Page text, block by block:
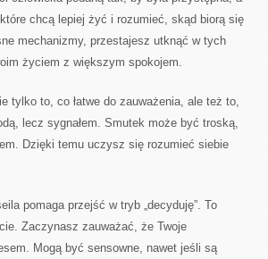
chcą lepiej żyć i rozumieć, skąd biorą się
mechanizmy, przestajesz utknąć w tych
życiem z większym spokojem.
tylko to, co łatwe do zauważenia, ale też to,
lecz sygnałem. Smutek może być troską,
Dzięki temu uczysz się rozumieć siebie
pomaga przejść w tryb „decyduję”. To
Zaczynasz zauważać, że Twoje
Mogą być sensowne, nawet jeśli są